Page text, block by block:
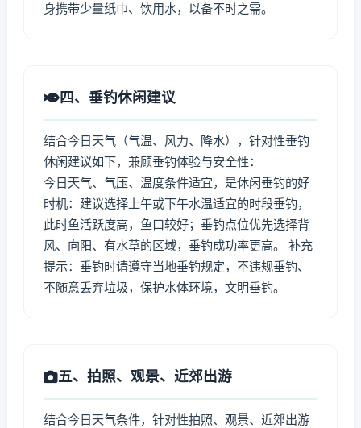
身携带少量纸巾、饮用水，以备不时之需。
四、垂钓休闲建议
结合今日天气（气温、风力、降水），针对性垂钓
休闲建议如下，兼顾垂钓体验与安全性：
今日天气、气压、温度条件适宜，是休闲垂钓的好
时机：建议选择上午或下午水温适宜的时段垂钓，
此时鱼活跃度高，鱼口较好；垂钓点位优先选择背
风、向阳、有水草的区域，垂钓成功率更高。 补充
提示：垂钓时请遵守当地垂钓规定，不违规垂钓、
不随意丢弃垃圾，保护水体环境，文明垂钓。
五、拍照、观景、近郊出游
结合今日天气条件，针对性拍照、观景、近郊出游